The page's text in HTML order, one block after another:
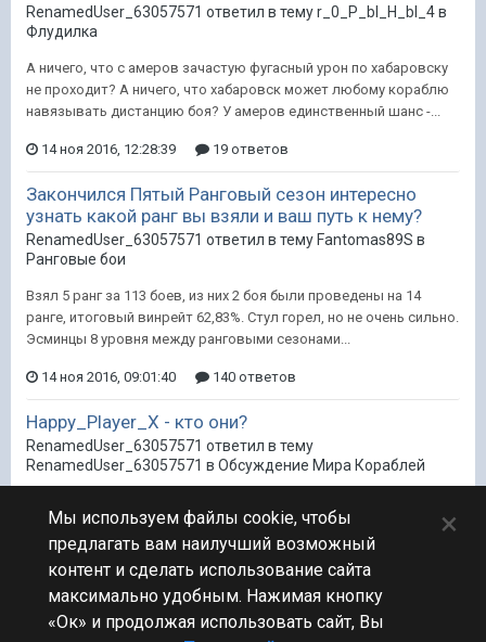
RenamedUser_63057571 ответил в тему r_0_P_bl_H_bl_4 в
Флудилка
А ничего, что с амеров зачастую фугасный урон по хабаровску
не проходит? А ничего, что хабаровск может любому кораблю
навязывать дистанцию боя? У амеров единственный шанс -...
14 ноя 2016, 12:28:39 19 ответов
Закончился Пятый Ранговый сезон интересно
узнать какой ранг вы взяли и ваш путь к нему?
RenamedUser_63057571 ответил в тему Fantomas89S в
Ранговые бои
Взял 5 ранг за 113 боев, из них 2 боя были проведены на 14
ранге, итоговый винрейт 62,83%. Стул горел, но не очень сильно.
Эсминцы 8 уровня между ранговыми сезонами...
14 ноя 2016, 09:01:40 140 ответов
Happy_Player_X - кто они?
RenamedUser_63057571 ответил в тему
RenamedUser_63057571 в Обсуждение Мира Кораблей
начале боя по союзному кагеро, а потом слился на подходе к
точке.
13 ноя 2016, 13:23:02
Мы используем файлы cookie, чтобы
предлагать вам наилучший возможный
контент и сделать использование сайта
максимально удобным. Нажимая кнопку
«Ок» и продолжая использовать сайт, Вы
×